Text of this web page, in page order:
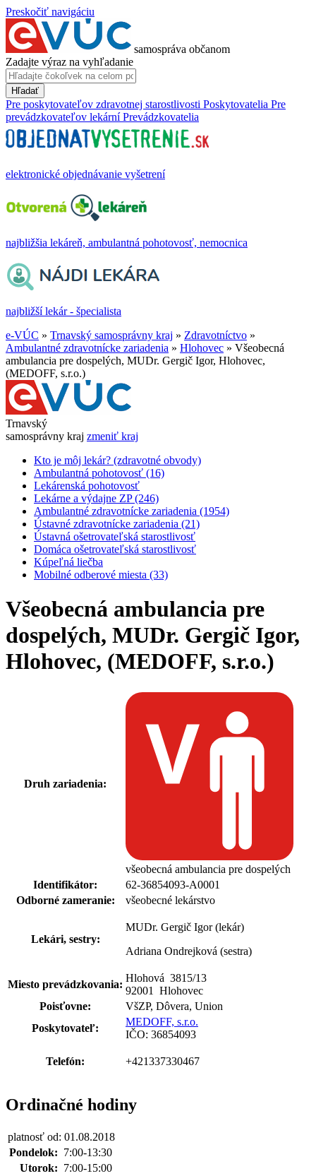
Preskočiť navigáciu
samospráva občanom
Zadajte výraz na vyhľadanie
Hľadať
Pre poskytovateľov zdravotnej starostlivosti Poskytovatelia Pre
prevádzkovateľov lekární Prevádzkovatelia
elektronické objednávanie vyšetrení
najbližšia lekáreň, ambulantná pohotovosť, nemocnica
najbližší lekár - špecialista
e-VÚC » Trnavský samosprávny kraj » Zdravotníctvo »
Ambulantné zdravotnícke zariadenia » Hlohovec » Všeobecná
ambulancia pre dospelých, MUDr. Gergič Igor, Hlohovec,
(MEDOFF, s.r.o.)
Trnavský
samosprávny kraj zmeniť kraj
Kto je môj lekár? (zdravotné obvody)
Ambulantná pohotovosť (16)
Lekárenská pohotovosť
Lekárne a výdajne ZP (246)
Ambulantné zdravotnícke zariadenia (1954)
Ústavné zdravotnícke zariadenia (21)
Ústavná ošetrovateľská starostlivosť
Domáca ošetrovateľská starostlivosť
Kúpeľná liečba
Mobilné odberové miesta (33)
Všeobecná ambulancia pre
dospelých, MUDr. Gergič Igor,
Hlohovec, (MEDOFF, s.r.o.)
Druh zariadenia:
všeobecná ambulancia pre dospelých
Identifikátor:
62-36854093-A0001
Odborné zameranie:
všeobecné lekárstvo
Lekári, sestry:
MUDr. Gergič Igor (lekár)
Adriana Ondrejková (sestra)
Miesto prevádzkovania:
Hlohová 3815/13
92001 Hlohovec
Poisťovne:
VšZP, Dôvera, Union
Poskytovateľ:
MEDOFF, s.r.o.
IČO: 36854093
Telefón: +421337330467
Ordinačné hodiny
platnosť od: 01.08.2018
Pondelok: 7:00-13:30
Utorok: 7:00-15:00